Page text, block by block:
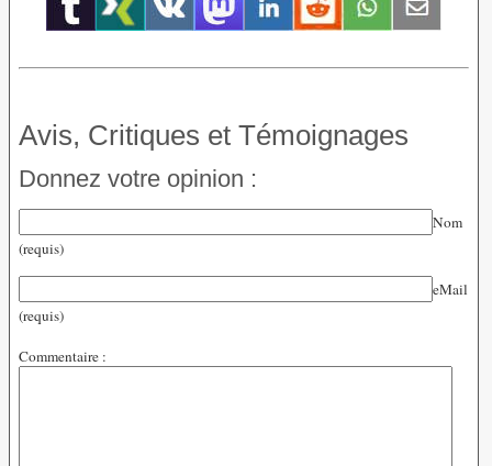
Avis, Critiques et Témoignages
Donnez votre opinion :
Nom
(requis)
eMail
(requis)
Commentaire :